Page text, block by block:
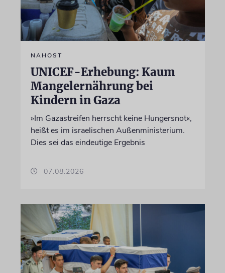
NAHOST
UNICEF-Erhebung: Kaum
Mangelernährung bei
Kindern in Gaza
»Im Gazastreifen herrscht keine Hungersnot«,
heißt es im israelischen Außenministerium.
Dies sei das eindeutige Ergebnis
07.08.2026